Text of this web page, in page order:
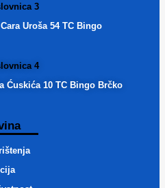
3
Uroša 54 TC Bingo
4
Ćuskića 10 TC Bingo Brčko